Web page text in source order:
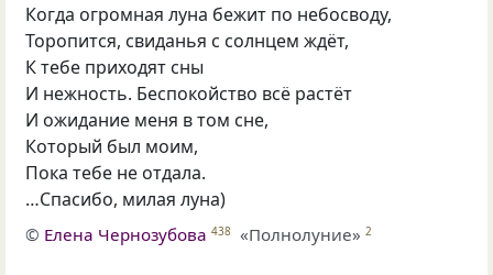
Когда огромная луна бежит по небосводу,
Торопится, свиданья с солнцем ждёт,
К тебе приходят сны
И нежность. Беспокойство всё растёт
И ожидание меня в том сне,
Который был моим,
Пока тебе не отдала.
…Спасибо, милая луна)
© Елена Чернозубова 438 «Полнолуние» 2